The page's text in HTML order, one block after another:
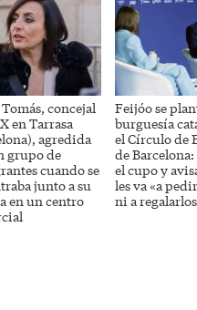
concejal
en Tarrasa
agredida
grupo de
cuando se
junto a su
en un centro
Feijóo se
burguesía
el Círculo de
de
el cupo y
les va «a
ni a